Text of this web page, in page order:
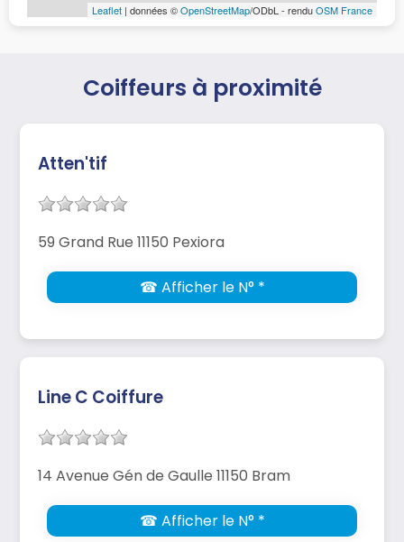
Leaflet | données ©OpenStreetMap/ODbL - renduOSM France
Coiffeurs à proximité
Atten'tif
59 Grand Rue 11150 Pexiora
☎ Afficher le N° *
Line C Coiffure
14 Avenue Gén de Gaulle 11150 Bram
☎ Afficher le N° *